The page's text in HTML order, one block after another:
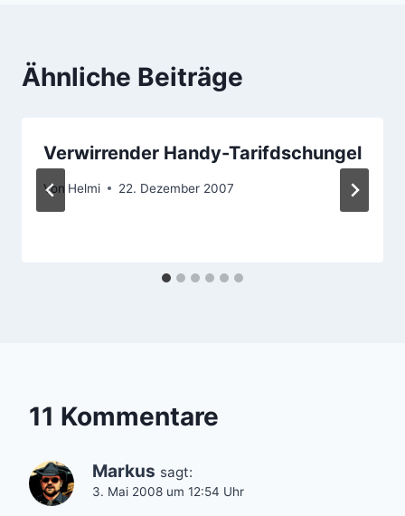
Ähnliche Beiträge
Verwirrender Handy-Tarifdschungel
Von Helmi 22. Dezember 2007
11 Kommentare
Markus sagt:
3. Mai 2008 um 12:54 Uhr